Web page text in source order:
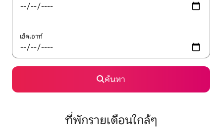
เช็คเอาท์
ค้นหา
ที่พักรายเดือนใกล้ๆ